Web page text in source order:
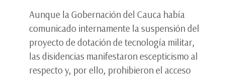
Aunque la Gobernación del Cauca había
comunicado internamente la suspensión del
proyecto de dotación de tecnología militar,
las disidencias manifestaron escepticismo al
respecto y, por ello, prohibieron el acceso